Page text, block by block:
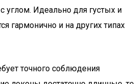
углом. Идеально для густых и
гармонично и на других типах
точного соблюдения